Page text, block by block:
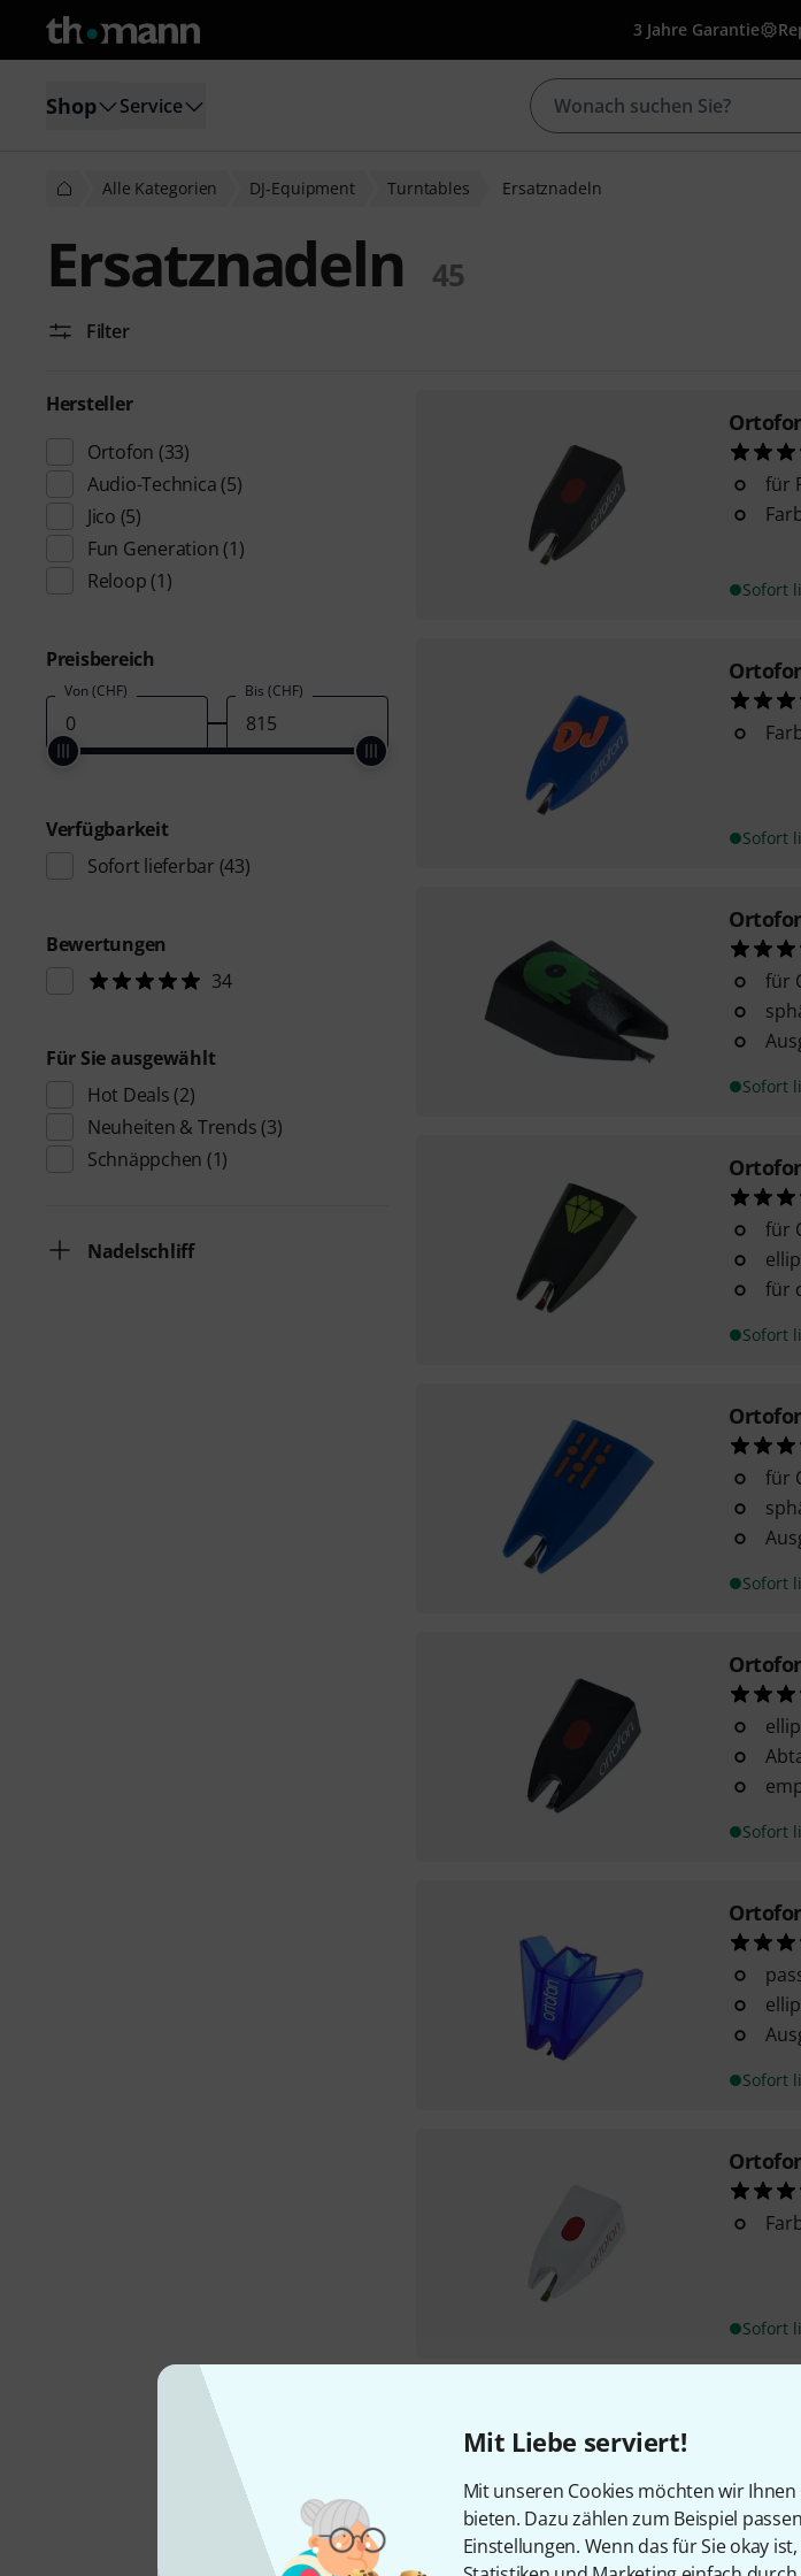
Mit Liebe serviert!
Mit unseren Cookies möchten wir
bieten. Dazu zählen zum Beispiel
Einstellungen. Wenn das für Sie okay
3 Jahre Garantie
Shop Service
Alle Kategorien DJ-Equipment Turntables Ersatznadeln
Ersatznadeln 45
Filter
Hersteller
Ortofon (33)
Audio-Technica (5)
Jico (5)
Fun Generation (1)
Reloop (1)
Preisbereich
Von (CHF) Bis (CHF)
Verfügbarkeit
Sofort lieferbar (43)
Bewertungen
34
Für Sie ausgewählt
Hot Deals (2)
Neuheiten & Trends (3)
Schnäppchen (1)
Nadelschliff
für
Sofort
Sofort
für
Sofort
für
für
Sofort
für
Sofort
Sofort
Sofort
Sofort